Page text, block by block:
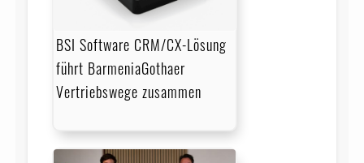
BSI Software CRM/CX-Lösung
führt BarmeniaGothaer
Vertriebswege zusammen